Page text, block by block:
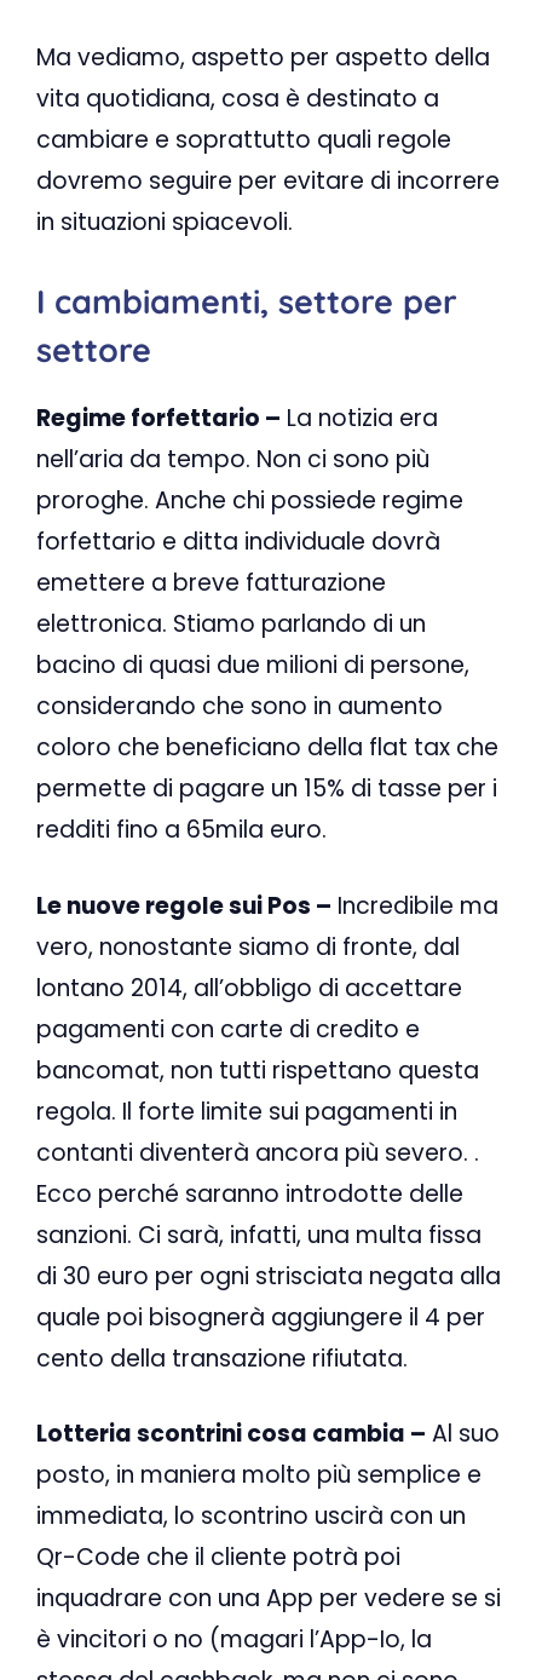
Ma vediamo, aspetto per aspetto della
vita quotidiana, cosa è destinato a
cambiare e soprattutto quali regole
dovremo seguire per evitare di incorrere
in situazioni spiacevoli.
I cambiamenti, settore per
settore
Regime forfettario – La notizia era
nell’aria da tempo. Non ci sono più
proroghe. Anche chi possiede regime
forfettario e ditta individuale dovrà
emettere a breve fatturazione
elettronica. Stiamo parlando di un
bacino di quasi due milioni di persone,
considerando che sono in aumento
coloro che beneficiano della flat tax che
permette di pagare un 15% di tasse per i
redditi fino a 65mila euro.
Le nuove regole sui Pos – Incredibile ma
vero, nonostante siamo di fronte, dal
lontano 2014, all’obbligo di accettare
pagamenti con carte di credito e
bancomat, non tutti rispettano questa
regola. Il forte limite sui pagamenti in
contanti diventerà ancora più severo. .
Ecco perché saranno introdotte delle
sanzioni. Ci sarà, infatti, una multa fissa
di 30 euro per ogni strisciata negata alla
quale poi bisognerà aggiungere il 4 per
cento della transazione rifiutata.
Lotteria scontrini cosa cambia – Al suo
posto, in maniera molto più semplice e
immediata, lo scontrino uscirà con un
Qr-Code che il cliente potrà poi
inquadrare con una App per vedere se si
è vincitori o no (magari l’App-Io, la